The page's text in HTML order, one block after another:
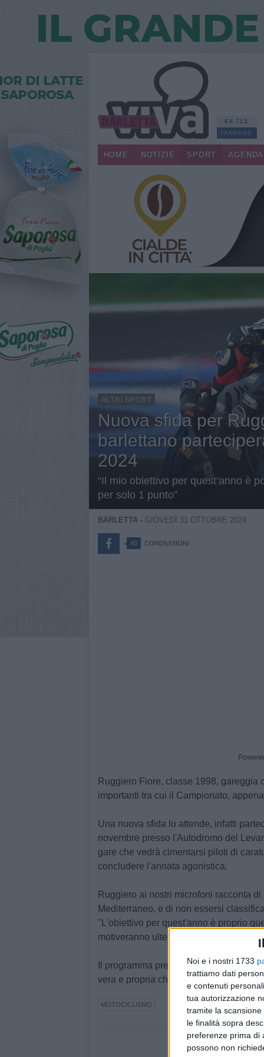
Noi e i nostri 1733
trattiamo dati
e contenuti
tua autorizzazione
tramite la
le finalità sopra
preferenze prima di
possono non
68.713
FANPAGE
HOME NOTIZIE SPORT AGENDA
ALTRI SPORT
Nuova sfida per
barlettano
2024
“Il mio obiettivo per quest’anno è
per solo 1 punto”
BARLETTA - GIOVEDÌ 31 OTTOBRE 2024
40 CONDIVISIONI
Ruggiero Fiore, classe 1998, gareggia
importanti tra cui il Campionato,
Una nuova sfida lo attende, infatti
novembre presso l'Autodromo del
gare che vedrà cimentarsi piloti di
concludere l'annata agonistica.
Ruggiero ai nostri microfoni racconta
Mediterraneo, e di non essersi
"L'obiettivo per quest'anno è proprio
motiveranno ulteriormente.
Il programma prevede le Libere del
vera e propria che si disputerà
MOTOCICLISMO